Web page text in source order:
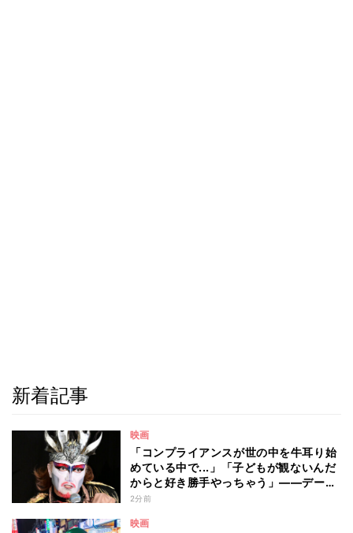
新着記事
映画
「コンプライアンスが世の中を牛耳り始
めている中で...」「子どもが観ないんだ
からと好き勝手やっちゃう」――デーモ
ン閣下が語る映画『レディ・オア・ノッ
2分前
映画